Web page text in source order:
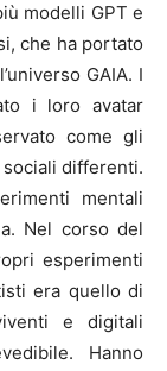
modelli GPT e
che ha portato
GAIA. I
i loro avatar
come gli
differenti.
mentali
Nel corso del
esperimenti
era quello di
e digitali
Hanno